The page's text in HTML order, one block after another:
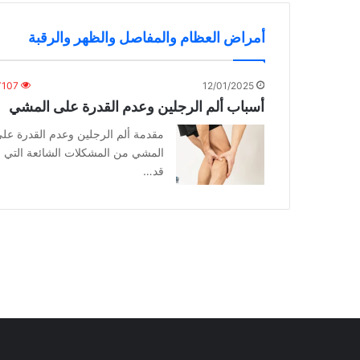
أمراض العظام والمفاصل والظهر والرقبة
12/01/2025
أسباب ألم الرجلين وعدم القدرة على المشي
مقدمة ألم الرجلين وعدم القدرة
المشي من المشكلات الشائعة التي
قد…